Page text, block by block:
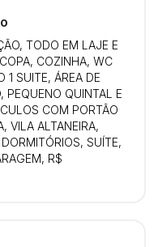
TODO EM LAJE E
COZINHA, WC
1 SUITE, ÁREA DE
PEQUENO QUINTAL E
COM PORTÃO
VILA ALTANEIRA,
SUÍTE,
R$